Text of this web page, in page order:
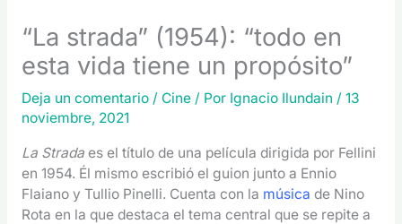
“La strada” (1954): “todo en
esta vida tiene un propósito”
Deja un comentario / Cine/ Por Ignacio Ilundain / 13
noviembre, 2021
La Stradaes el título de una película dirigida por Fellini
en 1954. Él mismo escribió el guion junto a Ennio
Flaiano y Tullio Pinelli. Cuenta con la música de Nino
Rota en la que destaca el tema central que se repite a